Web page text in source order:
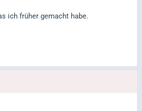
ich früher gemacht habe.